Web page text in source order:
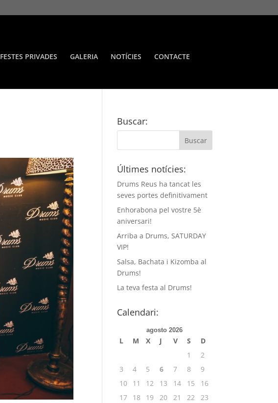
FESTES PRIVADES GALERIA NOTÍCIES CONTACTE
Buscar:
Últimes notícies:
Drums Reus ha tancat les
seves portes definitivament
Enhorabona pel vostre 5è
aniversari!
Arriba a Drums, SATURDAY
VIP!
Salsa, Bachata i Kizomba al
Drums!
La teva festa al Drums!
Calendari:
agosto 2026
L M X J V S
D
1
2
3
4 5 6 7 8
9
10
11 12 13 14 15
16
17
18 19 20 21 22
23